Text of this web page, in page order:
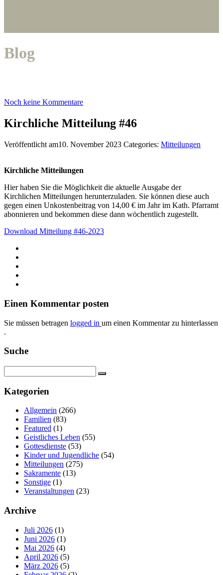
Blog
Noch keine Kommentare
Kirchliche Mitteilung #46
Veröffentlicht am10. November 2023 Categories: Mitteilungen
Kirchliche Mitteilungen
Hier haben Sie die Möglichkeit die aktuelle Ausgabe der
Kirchlichen Mitteilungen herunterzuladen. Sie können diese auch
gegen einen Unkostenbeitrag von 14,00 € im Jahr im Kath. Pfarramt
abonnieren und bekommen diese dann wöchentlich zugestellt.
Download Mitteilung #46-2023
Einen Kommentar posten
Sie müssen betragen logged in um einen Kommentar zu hinterlassen
.
Suche
Kategorien
Allgemein (266)
Familien (83)
Featured (1)
Geistliches Leben (55)
Gottesdienste (53)
Kinder und Jugendliche (54)
Mitteilungen (275)
Sakramente (13)
Sonstige (1)
Veranstaltungen (23)
Archive
Juli 2026 (1)
Juni 2026 (1)
Mai 2026 (4)
April 2026 (5)
März 2026 (5)